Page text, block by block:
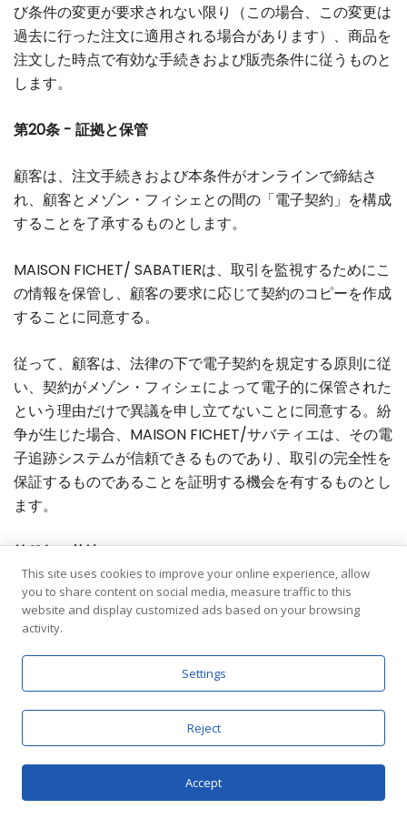
び条件の変更が要求されない限り（この場合、この変更は
過去に行った注文に適用される場合があります）、商品を
注文した時点で有効な手続きおよび販売条件に従うものと
します。
第20条 - 証拠と保管
顧客は、注文手続きおよび本条件がオンラインで締結さ
れ、顧客とメゾン・フィシェとの間の「電子契約」を構成
することを了承するものとします。
MAISON FICHET/ SABATIERは、取引を監視するためにこ
の情報を保管し、顧客の要求に応じて契約のコピーを作成
することに同意する。
従って、顧客は、法律の下で電子契約を規定する原則に従
い、契約がメゾン・フィシェによって電子的に保管された
という理由だけで異議を申し立てないことに同意する。紛
争が生じた場合、MAISON FICHET/サバティエは、その電
子追跡システムが信頼できるものであり、取引の完全性を
保証するものであることを証明する機会を有するものとし
ます。
第21条 - 苦情
苦情はMAISON FICHETまで：
ださい：メゾン・フィシェ/サバティエ - 63 avenue
du progres - 69680 chassieu
または、以下のアドレスまで電子メールで
sabatier@fichet.fr
第22条 - 調停
This site uses cookies to improve your online experience, allow
you to share content on social media, measure traffic to this
website and display customized ads based on your browsing
activity.
Settings
Reject
Accept